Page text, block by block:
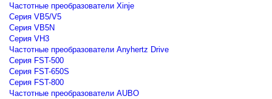
Частотные преобразователи Xinje
Cерия VB5/V5
Cерия VB5N
Cерия VH3
Частотные преобразователи Anyhertz Drive
Серия FST-500
Серия FST-650S
Серия FST-800
Частотные преобразователи AUBO